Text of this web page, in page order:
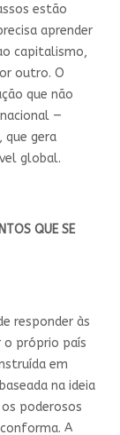
estão
aprender
capitalismo,
outro. O
que não
—
que gera
global.
QUE SE
responder às
o próprio país
em
na ideia
poderosos
A